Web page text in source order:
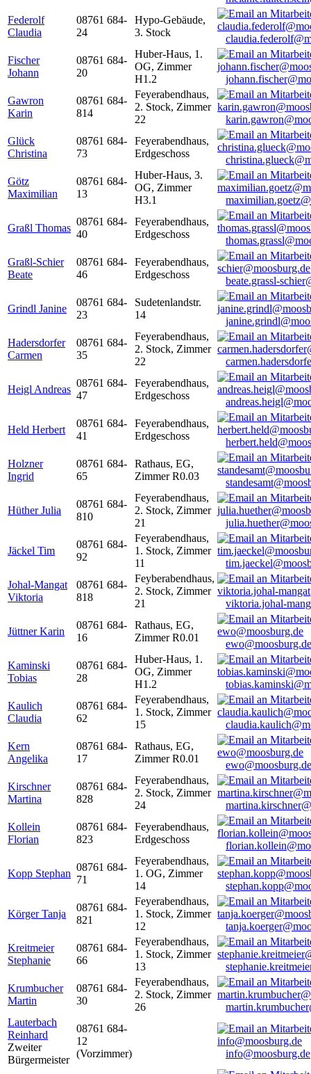
Federolf
Claudia
08761 684-
24
Hypo-Gebäude,
3. Stock
Fischer
Johann
08761 684-
20
Huber-Haus, 1.
OG, Zimmer
H1.2
Gawron
Karin
08761 684-
814
Feyerabendhaus,
2. Stock, Zimmer
22
Glück
Christina
08761 684-
73
Feyerabendhaus,
Erdgeschoss
Götz
Maximilian
08761 684-
13
Huber-Haus, 3.
OG, Zimmer
H3.1
Graßl Thomas
08761 684-
40
Feyerabendhaus,
Erdgeschoss
Graßl-Schier
Beate
08761 684-
46
Feyerabendhaus,
Erdgeschoss
beate.grassl-
Grindl Janine
08761 684-
23
Sudetenlandstr.
14
Hadersdorfer
Carmen
08761 684-
35
Feyerabendhaus,
2. Stock, Zimmer
22
Heigl Andreas
08761 684-
47
Feyerabendhaus,
Erdgeschoss
Held Herbert
08761 684-
41
Feyerabendhaus,
Erdgeschoss
Holzner
Ingrid
08761 684-
65
Rathaus, EG,
Zimmer R0.03
Hüther Julia
08761 684-
810
Feyerabendhaus,
2. Stock, Zimmer
21
Jäckel Tim
08761 684-
92
Feyerabendhaus,
1. Stock, Zimmer
11
Johal-Mangat
Viktoria
08761 684-
818
Feyberabendhaus,
2. Stock, Zimmer
21
viktoria.johal-
Jüttner Karin
08761 684-
16
Rathaus, EG,
Zimmer R0.01
ewo@moosburg.de
Kaminski
Tobias
08761 684-
28
Huber-Haus, 1.
OG, Zimmer
H1.2
Kaulich
Claudia
08761 684-
62
Feyerabendhaus,
1. Stock, Zimmer
15
Kern
Angelika
08761 684-
17
Rathaus, EG,
Zimmer R0.01
ewo@moosburg.de
Kirschner
Martina
08761 684-
828
Feyerabendhaus,
2. Stock, Zimmer
24
Kollein
Florian
08761 684-
823
Feyerabendhaus,
Erdgeschoss
Kopp Stephan
08761 684-
71
Feyerabendhaus,
1. OG, Zimmer
14
Körger Tanja
08761 684-
821
Feyerabendhaus,
1. Stock, Zimmer
12
Kreitmeier
Stephanie
08761 684-
66
Feyerabendhaus,
1. Stock, Zimmer
13
Krumbucher
Martin
08761 684-
30
Feyerabendhaus,
2. Stock, Zimmer
26
Lauterbach
Reinhard
Zweiter
Bürgermeister
08761 684-
12
(Vorzimmer)
info@moosburg.de